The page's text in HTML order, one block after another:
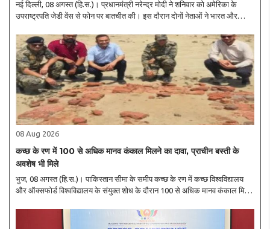
नई दिल्ली, 08 अगस्त (हि.स.)। प्रधानमंत्री नरेन्द्र मोदी ने शनिवार को अमेरिका के
उपराष्ट्रपति जेडी वेंस से फोन पर बातचीत की। इस दौरान दोनों नेताओं ने भारत और
मजबूत..
08 Aug 2026
कच्छ के रण में 100 से अधिक मानव कंकाल मिलने का दावा, प्राचीन बस्ती के
अवशेष भी मिले
भुज, 08 अगस्त (हि.स.)। पाकिस्तान सीमा के समीप कच्छ के रण में कच्छ विश्वविद्यालय
और ऑक्सफोर्ड विश्वविद्यालय के संयुक्त शोध के दौरान 100 से अधिक मानव कंकाल मिलने